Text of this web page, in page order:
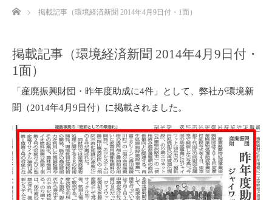
ホーム掲載記事（環境経済新聞 2014年4月9日付・1面）
掲載記事（環境経済新聞 2014年4月9日付・
1面）
「産廃振興財団・昨年度助成に4件」として、弊社が環境新
聞（2014年4月9日付）に掲載されました。